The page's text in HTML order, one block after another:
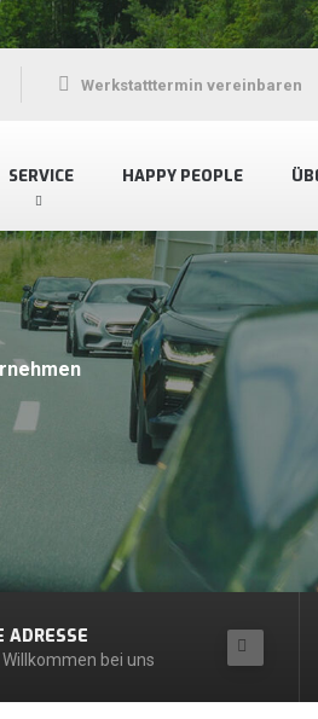
SERVICE HAPPY PEOPLE
Werkstatttermin vereinbaren
ob neu,
ADRESSE
Willkommen bei uns